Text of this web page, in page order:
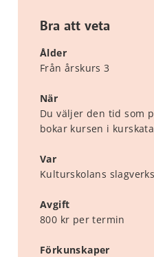
Bra att veta
Ålder
Från årskurs 3
När
Du väljer den tid som
bokar kursen i
Var
Kulturskolans
Avgift
800 kr per termin
Förkunskaper